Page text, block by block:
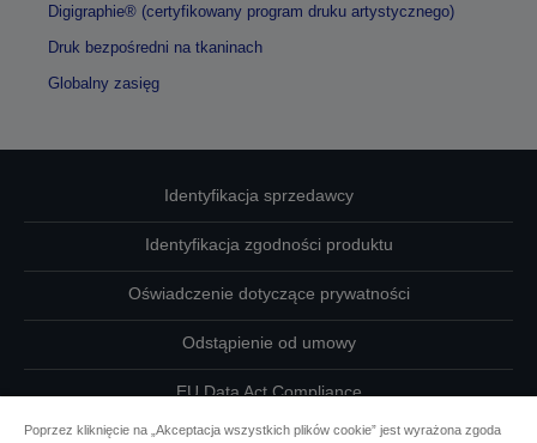
Digigraphie® (certyfikowany program druku artystycznego)
Druk bezpośredni na tkaninach
Globalny zasięg
Identyfikacja sprzedawcy
Identyfikacja zgodności produktu
Oświadczenie dotyczące prywatności
Odstąpienie od umowy
EU Data Act Compliance
Poprzez kliknięcie na „Akceptacja wszystkich plików cookie” jest wyrażona zgoda